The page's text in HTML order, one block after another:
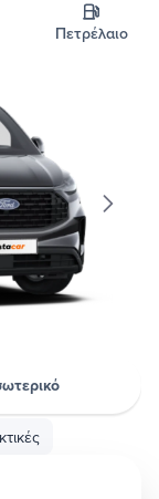
Πετρέλαιο